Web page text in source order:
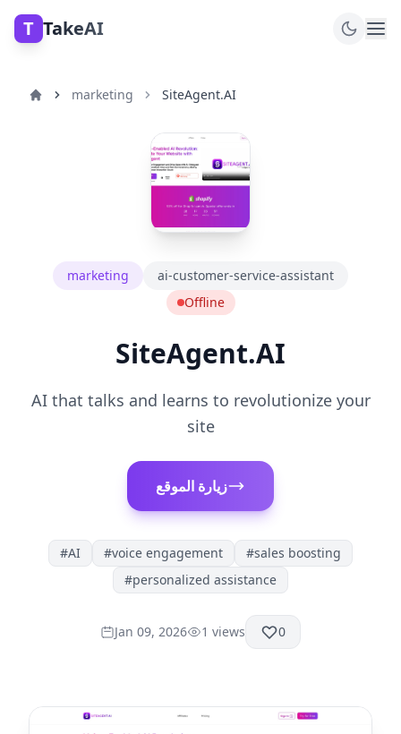
T TakeAI
marketing SiteAgent.AI
marketing
ai-customer-service-assistant
Offline
SiteAgent.AI
AI that talks and learns to revolutionize your
site
زيارة الموقع
#AI #voice engagement #sales boosting
#personalized assistance
Jan 09, 2026 1 views 0